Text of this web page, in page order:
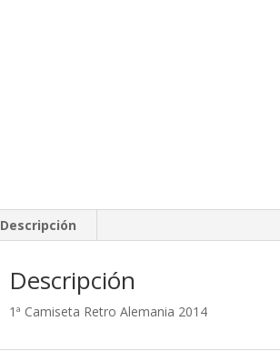
Descripción
Descripción
1ª Camiseta Retro Alemania 2014